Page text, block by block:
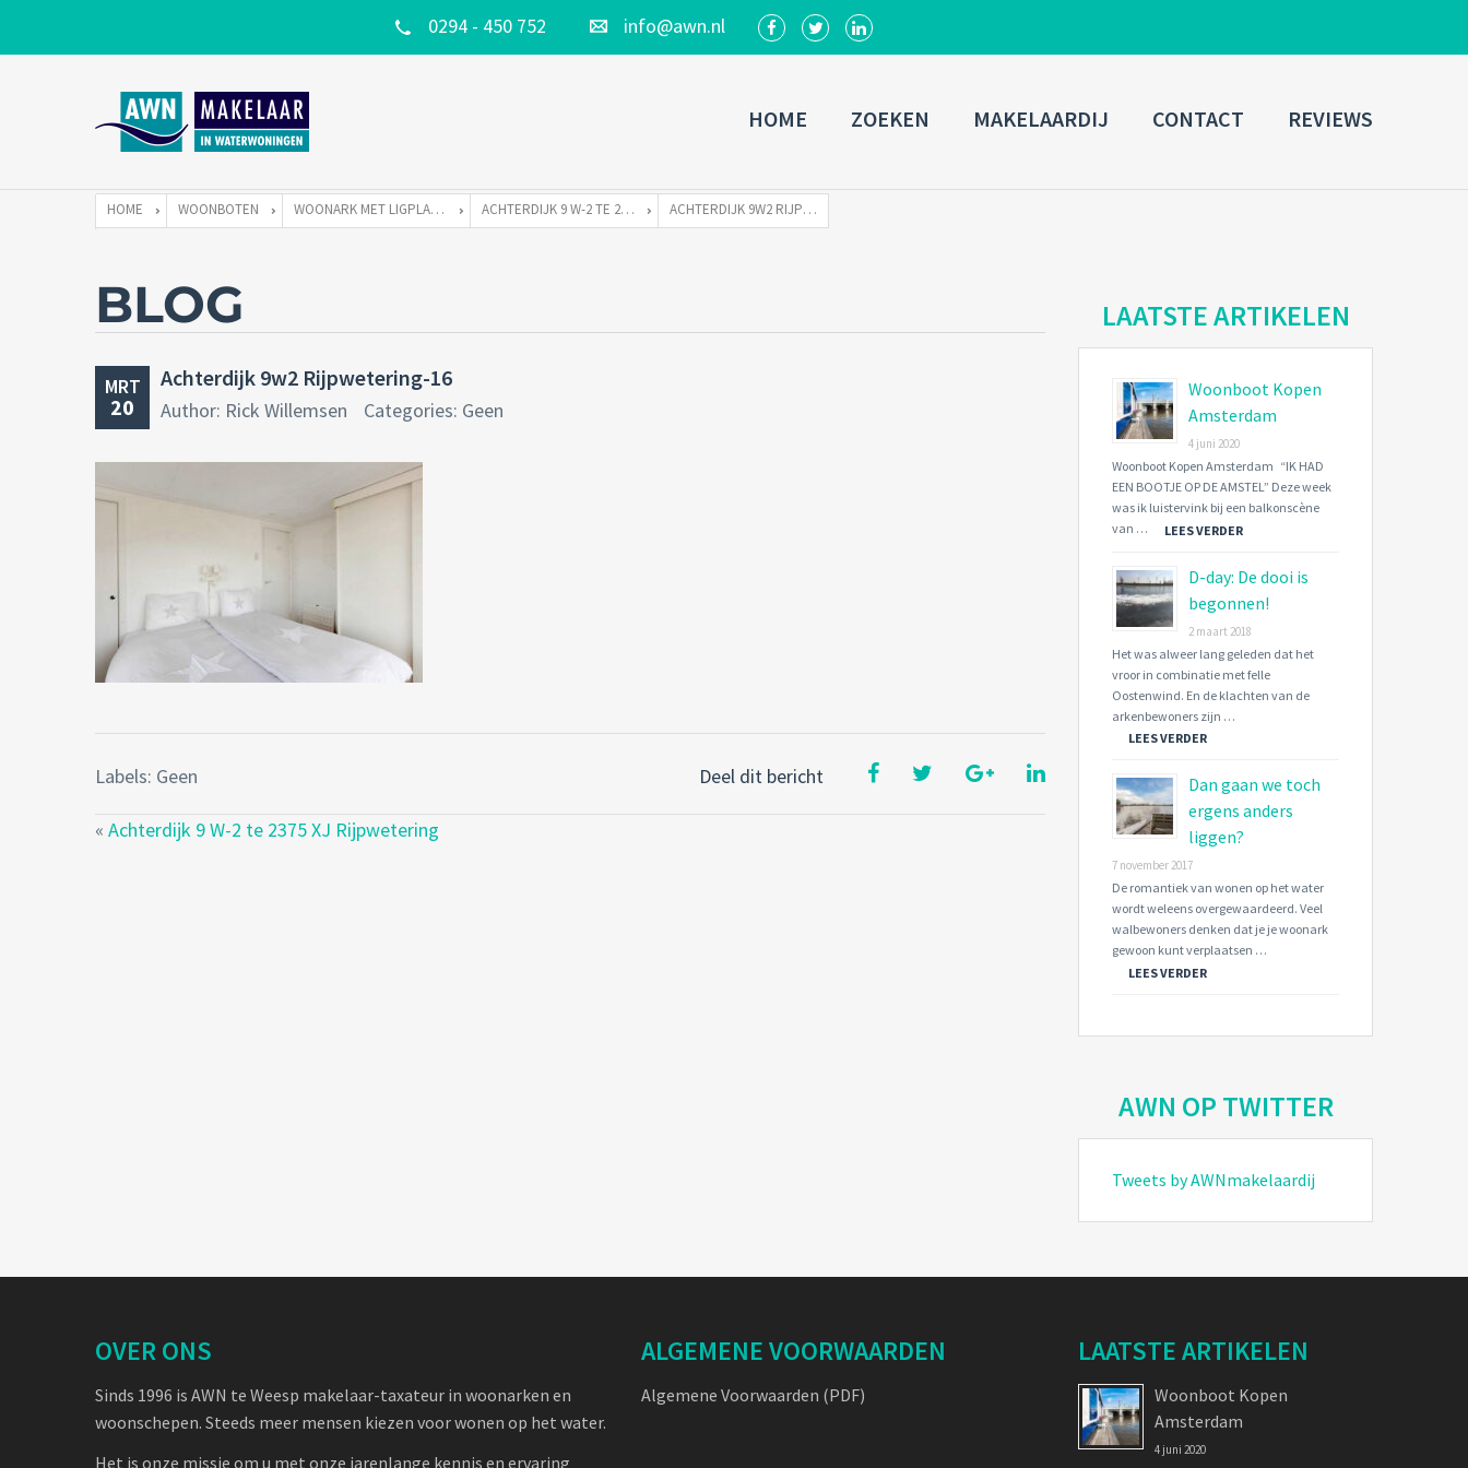
0294 - 450 752 info@awn.nl
Username
Connect with:
Forgot
password? SIGN IN
Remember me
HOME ZOEKEN MAKELAARDIJ CONTACT REVIEWS
HOME WOONBOTEN WOONARK MET LIGPLAATS ACHTERDIJK 9 W-2 TE 2375 XJ RIJPWETERING ACHTERDIJK 9W2 RIJPWETERING-16
BLOG
MRT
20
Achterdijk 9w2 Rijpwetering-16
Author: Rick Willemsen Categories: Geen
Deel dit bericht
Labels: Geen
« Achterdijk 9 W-2 te 2375 XJ Rijpwetering
LAATSTE ARTIKELEN
Woonboot Kopen
Amsterdam
4 juni 2020
Woonboot Kopen Amsterdam “IK HAD
EEN BOOTJE OP DE AMSTEL” Deze week
was ik luistervink bij een balkonscène
van …
LEES VERDER
D-day: De dooi is
begonnen!
2 maart 2018
Het was alweer lang geleden dat het
vroor in combinatie met felle
Oostenwind. En de klachten van de
arkenbewoners zijn …
LEES VERDER
Dan gaan we toch
ergens anders
liggen?
7 november 2017
De romantiek van wonen op het water
wordt weleens overgewaardeerd. Veel
walbewoners denken dat je je woonark
gewoon kunt verplaatsen …
LEES VERDER
AWN OP TWITTER
Tweets by AWNmakelaardij
OVER ONS
Sinds 1996 is AWN te Weesp makelaar-taxateur in woonarken en
woonschepen. Steeds meer mensen kiezen voor wonen op het water.
Het is onze missie om u met onze jarenlange kennis en ervaring
ALGEMENE VOORWAARDEN
Algemene Voorwaarden (PDF)
LAATSTE ARTIKELEN
Woonboot Kopen
Amsterdam
4 juni 2020